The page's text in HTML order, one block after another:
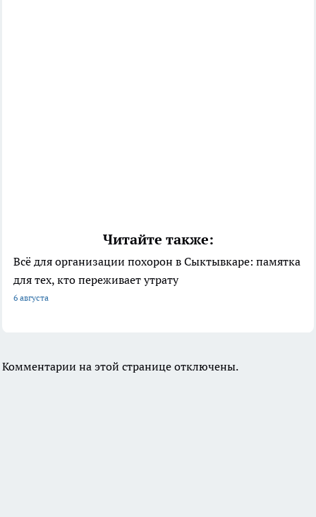
Читайте также:
Всё для организации похорон в Сыктывкаре: памятка
для тех, кто переживает утрату
6 августа
Комментарии на этой странице отключены.